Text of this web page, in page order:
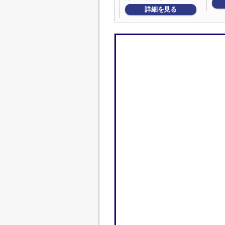
詳細を見る